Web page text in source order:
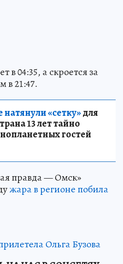
в 04:35, а скроется за
в 21:47.
«сетку»для
13 лет тайно
гостей
правда — Омск»
жара в регионе побила
Ольга Бузова